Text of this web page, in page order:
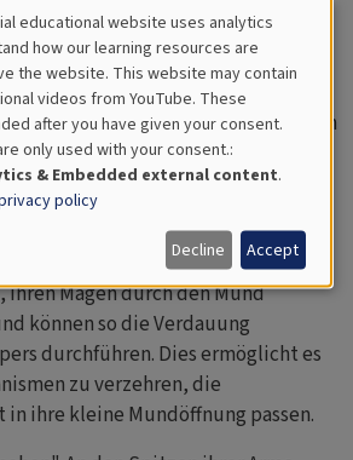
sich sexuell durch äußere
befruchteten Eier durchlaufen
Larvenstadien, bevor sie
Arten von Seestern können sich
vermehren. Sie können verlorene
Raubtiere, die sich von Muscheln,
und Seepocken ernähren. Sie
Magen durch den Mund
können so die Verdauung
durchführen. Dies ermöglicht es
zu verzehren, die
ihre kleine Mundöffnung passen.
educational website uses analytics
how our learning resources are
the website. This website may contain
videos from YouTube. These
after you have given your consent.
only used with your consent.:
& Embedded external content.
policy
Decline Accept